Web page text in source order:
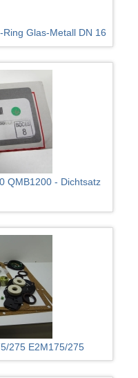
Glas-Metall DN 16
QMB1200 - Dichtsatz
275 E2M175/275